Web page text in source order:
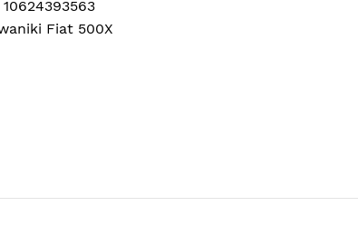
10624393563
Fiat 500X